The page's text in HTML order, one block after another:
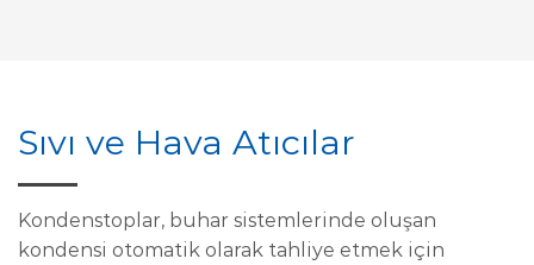
Sıvı ve Hava Atıcılar
Kondenstoplar, buhar sistemlerinde oluşan
kondensi otomatik olarak tahliye etmek için